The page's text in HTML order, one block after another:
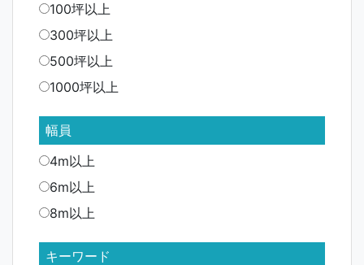
100坪以上
300坪以上
500坪以上
1000坪以上
幅員
4m以上
6m以上
8m以上
キーワード